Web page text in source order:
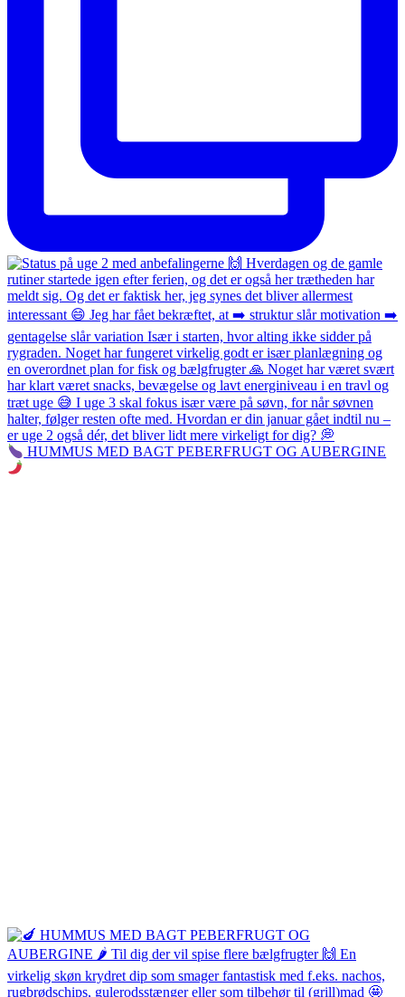
HUMMUS MED BAGT PEBERFRUGT OG AUBERGINE